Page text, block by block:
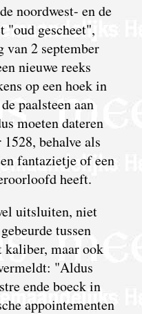
noordwest- en de
"oud gescheet",
van 2 september
nieuwe reeks
op een hoek in
paalsteen aan
moeten dateren
behalve als
fantazietje of een
heeft.
uitsluiten, niet
tussen
kaliber, maar ook
"Aldus
ende boeck in
appointementen